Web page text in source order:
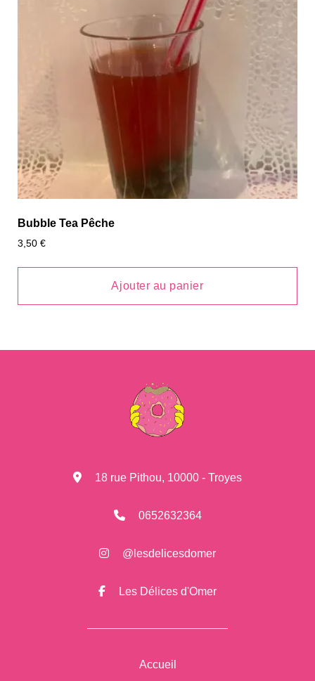
Bubble Tea Pêche
3,50 €
Ajouter au panier
18 rue Pithou, 10000 - Troyes
0652632364
@lesdelicesdomer
Les Délices d'Omer
Accueil